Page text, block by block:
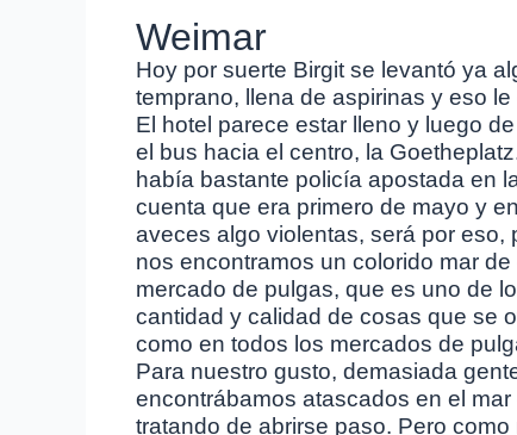
Weimar
Hoy por suerte Birgit se levantó ya
temprano, llena de aspirinas y eso
El hotel parece estar lleno y luego
el bus hacia el centro, la
había bastante policía apostada en
cuenta que era primero de mayo y
aveces algo violentas, será por
nos encontramos un colorido mar
mercado de pulgas, que es uno de
cantidad y calidad de cosas que se
como en todos los mercados de
Para nuestro gusto, demasiada
encontrábamos atascados en el
tratando de abrirse paso. Pero